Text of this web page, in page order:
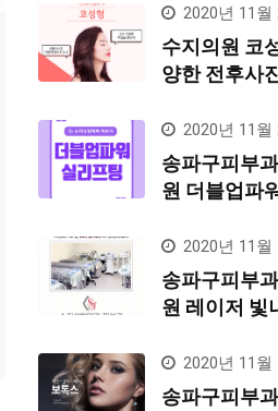
2020년 11월
수지의원 코
양한 전후사
2020년 11월
송파구피부
원 더블업파
2020년 11월
송파구피부
원 레이저 빛
2020년 11월
송파구피부